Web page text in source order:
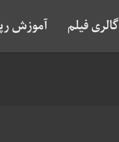
گالری فیلم آموزش